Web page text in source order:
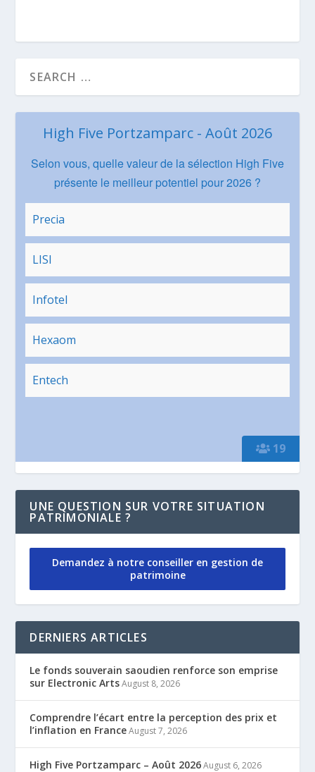
19
High Five Portzamparc - Août 2026
Selon vous, quelle valeur de la sélection High Five
présente le meilleur potentiel pour 2026 ?
Precia
LISI
Infotel
Hexaom
Entech
UNE QUESTION SUR VOTRE SITUATION
PATRIMONIALE ?
Demandez à notre conseiller en gestion de
patrimoine
DERNIERS ARTICLES
Le fonds souverain saoudien renforce son emprise
sur Electronic Arts August 8, 2026
Comprendre l’écart entre la perception des prix et
l’inflation en France August 7, 2026
High Five Portzamparc – Août 2026 August 6, 2026